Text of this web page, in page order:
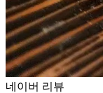
네이버 리뷰